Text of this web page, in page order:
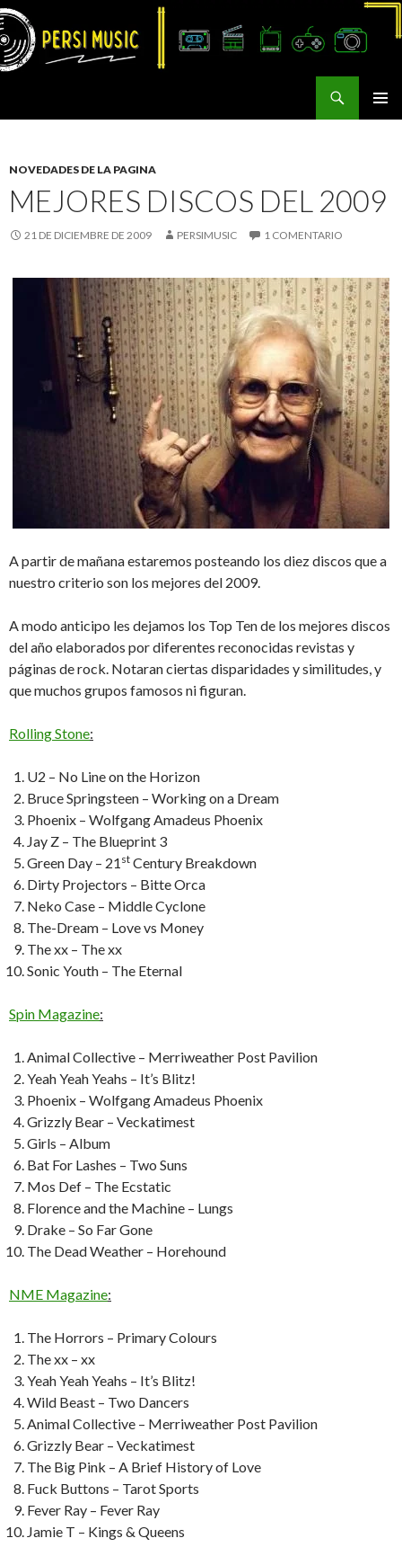
NOVEDADES DE LA PAGINA
MEJORES DISCOS DEL 2009
21 DE DICIEMBRE DE 2009 PERSIMUSIC 1 COMENTARIO
A partir de mañana estaremos posteando los diez discos que a
nuestro criterio son los mejores del 2009.
A modo anticipo les dejamos los Top Ten de los mejores discos
del año elaborados por diferentes reconocidas revistas y
páginas de rock. Notaran ciertas disparidades y similitudes, y
que muchos grupos famosos ni figuran.
Rolling Stone:
U2 – No Line on the Horizon
Bruce Springsteen – Working on a Dream
Phoenix – Wolfgang Amadeus Phoenix
Jay Z – The Blueprint 3
Green Day – 21 st Century Breakdown
Dirty Projectors – Bitte Orca
Neko Case – Middle Cyclone
The-Dream – Love vs Money
The xx – The xx
Sonic Youth – The Eternal
Spin Magazine:
Animal Collective – Merriweather Post Pavilion
Yeah Yeah Yeahs – It’s Blitz!
Phoenix – Wolfgang Amadeus Phoenix
Grizzly Bear – Veckatimest
Girls – Album
Bat For Lashes – Two Suns
Mos Def – The Ecstatic
Florence and the Machine – Lungs
Drake – So Far Gone
The Dead Weather – Horehound
NME Magazine:
The Horrors – Primary Colours
The xx – xx
Yeah Yeah Yeahs – It’s Blitz!
Wild Beast – Two Dancers
Animal Collective – Merriweather Post Pavilion
Grizzly Bear – Veckatimest
The Big Pink – A Brief History of Love
Fuck Buttons – Tarot Sports
Fever Ray – Fever Ray
Jamie T – Kings & Queens